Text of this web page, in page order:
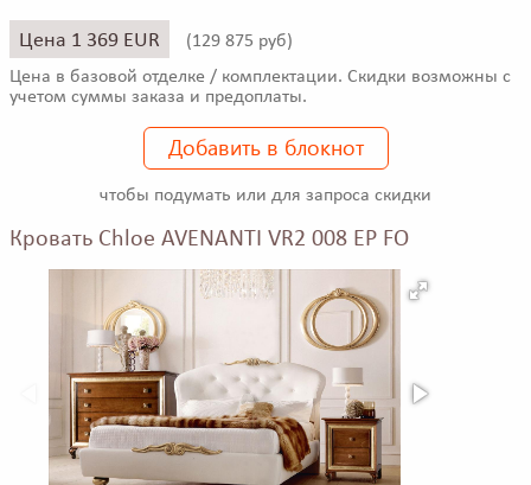
Цена 1 369 EUR (129 875 руб)
Цена в базовой отделке / комплектации. Скидки возможны с
учетом суммы заказа и предоплаты.
Добавить в блокнот
чтобы подумать или для запроса скидки
Кровать Chloe AVENANTI VR2 008 EP FO